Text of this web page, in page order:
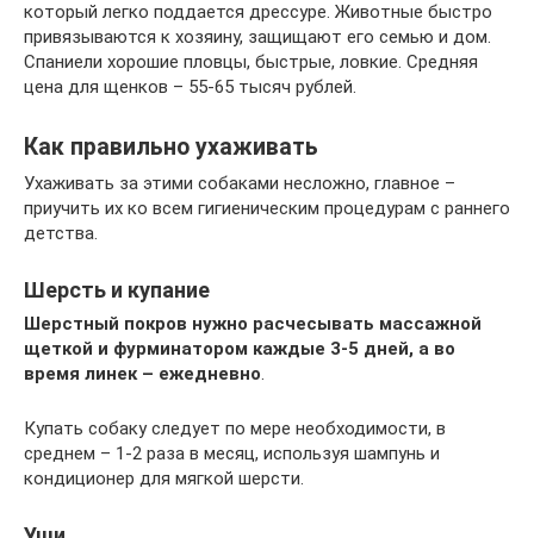
который легко поддается дрессуре. Животные быстро
привязываются к хозяину, защищают его семью и дом.
Спаниели хорошие пловцы, быстрые, ловкие. Средняя
цена для щенков – 55-65 тысяч рублей.
Как правильно ухаживать
Ухаживать за этими собаками несложно, главное –
приучить их ко всем гигиеническим процедурам с раннего
детства.
Шерсть и купание
Шерстный покров нужно расчесывать массажной
щеткой и фурминатором каждые 3-5 дней, а во
время линек – ежедневно.
Купать собаку следует по мере необходимости, в
среднем – 1-2 раза в месяц, используя шампунь и
кондиционер для мягкой шерсти.